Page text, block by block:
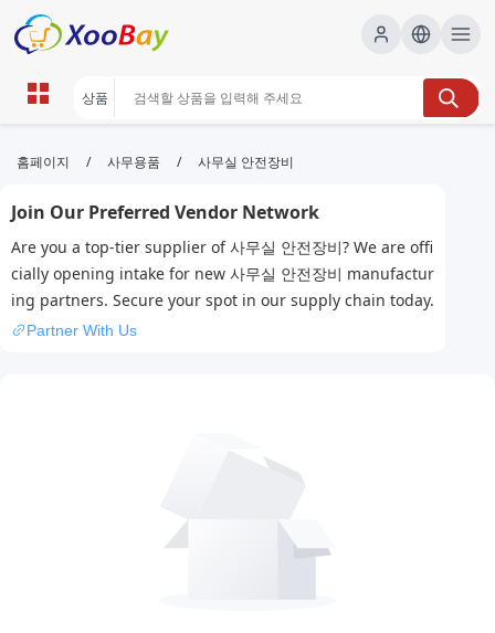
사무실 안전장비 | XOOBAY B2B/B2C
사무실안전장비,안전장비,안전용품, wholesale 사무실
안전장비, XOOBAY
사무실안전장비소개와구매가이드정보서비스
홈페이지 / 사무용품 / 사무실 안전장비
Join Our Preferred Vendor Network
Are you a top-tier supplier of 사무실 안전장비? We are offi
cially opening intake for new 사무실 안전장비 manufactur
ing partners. Secure your spot in our supply chain today.
Partner With Us